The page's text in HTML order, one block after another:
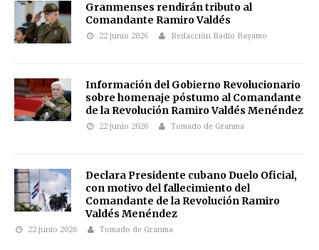
Granmenses rendirán tributo al
Comandante Ramiro Valdés
22 junio 2026 Redacción Radio Bayamo
Información del Gobierno Revolucionario
sobre homenaje póstumo al Comandante
de la Revolución Ramiro Valdés Menéndez
22 junio 2026 Tomado de Granma
Declara Presidente cubano Duelo Oficial,
con motivo del fallecimiento del
Comandante de la Revolución Ramiro
Valdés Menéndez
22 junio 2026 Tomado de Granma